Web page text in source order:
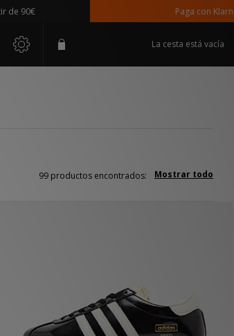
Paga con Klarna
La cesta está vacía
Mostrar todo
99 productos encontrados: